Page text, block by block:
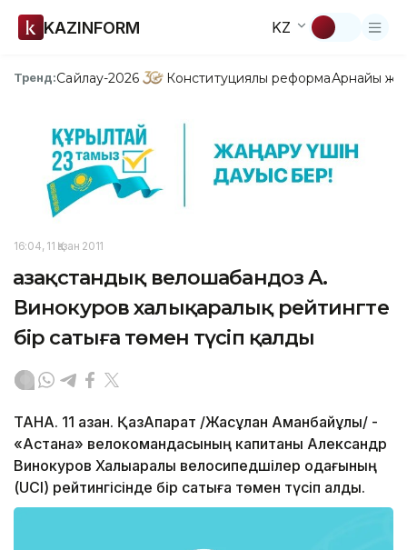
KAZINFORM KZ
Тренд:Сайлау-2026 Конституциялық реформаАрнайы
16:04, 11 Қазан 2011
Қазақстандық велошабандоз А.
Винокуров халықаралық рейтингте
бір сатыға төмен түсіп қалды
ТАНА. 11 қазан. ҚазАқпарат /Жасұлан Аманбайұлы/ -
«Астана» велокомандасының капитаны Александр
Винокуров Халықаралық велосипедшілер одағының
(UCI) рейтингісінде бір сатыға төмен түсіп қалды.